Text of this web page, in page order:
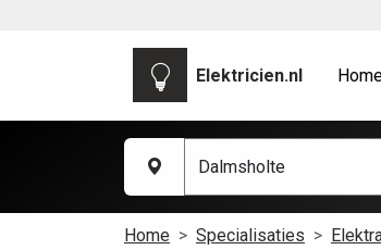
Elektricien.nl
Home Specialisaties